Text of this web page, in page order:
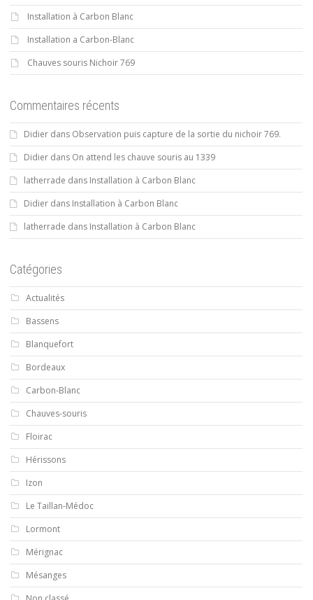
Installation à Carbon Blanc
Installation a Carbon-Blanc
Chauves souris Nichoir 769
Commentaires récents
Didier dans Observation puis capture de la sortie du nichoir 769.
Didier dans On attend les chauve souris au 1339
latherrade dans Installation à Carbon Blanc
Didier dans Installation à Carbon Blanc
latherrade dans Installation à Carbon Blanc
Catégories
Actualités
Bassens
Blanquefort
Bordeaux
Carbon-Blanc
Chauves-souris
Floirac
Hérissons
Izon
Le Taillan-Médoc
Lormont
Mérignac
Mésanges